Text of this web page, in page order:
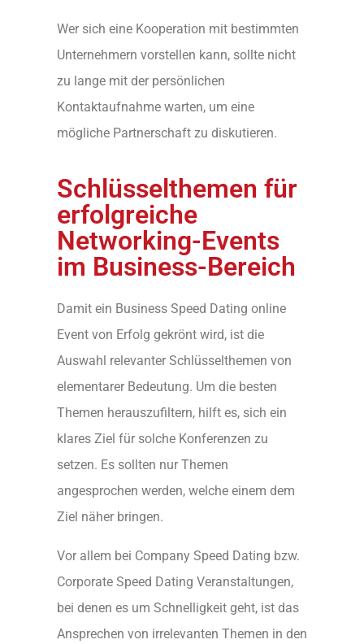
Wer sich eine Kooperation mit bestimmten
Unternehmern vorstellen kann, sollte nicht
zu lange mit der persönlichen
Kontaktaufnahme warten, um eine
mögliche Partnerschaft zu diskutieren.
Schlüsselthemen für
erfolgreiche
Networking-Events
im Business-Bereich
Damit ein Business Speed Dating online
Event von Erfolg gekrönt wird, ist die
Auswahl relevanter Schlüsselthemen von
elementarer Bedeutung. Um die besten
Themen herauszufiltern, hilft es, sich ein
klares Ziel für solche Konferenzen zu
setzen. Es sollten nur Themen
angesprochen werden, welche einem dem
Ziel näher bringen.
Vor allem bei Company Speed Dating bzw.
Corporate Speed Dating Veranstaltungen,
bei denen es um Schnelligkeit geht, ist das
Ansprechen von irrelevanten Themen in den